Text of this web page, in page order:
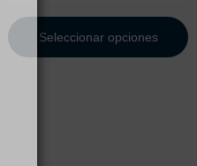
Seleccionar opciones